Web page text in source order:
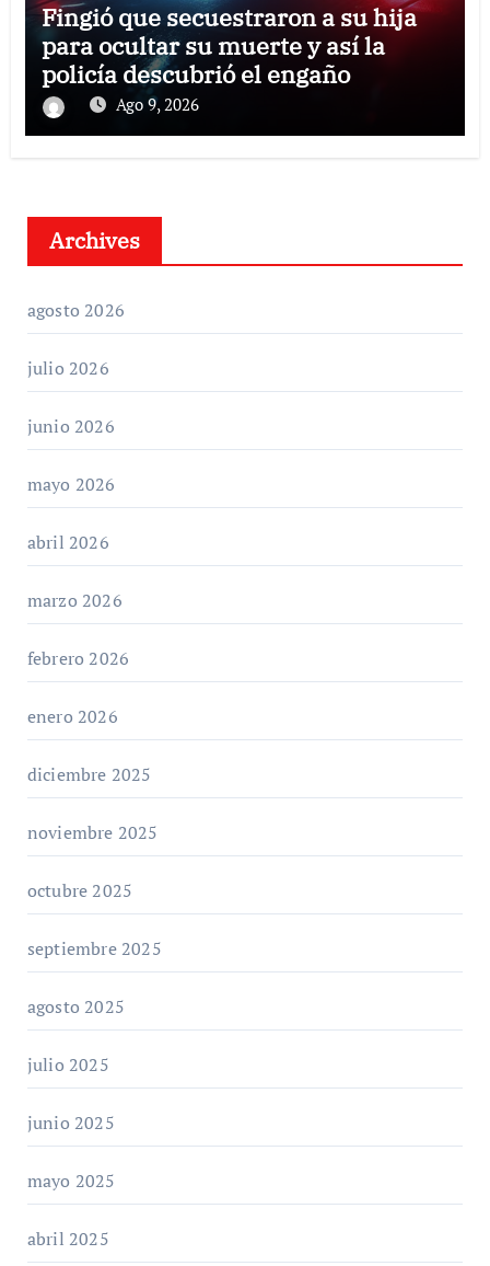
Fingió que secuestraron a su hija
para ocultar su muerte y así la
policía descubrió el engaño
Ago 9, 2026
Archives
agosto 2026
julio 2026
junio 2026
mayo 2026
abril 2026
marzo 2026
febrero 2026
enero 2026
diciembre 2025
noviembre 2025
octubre 2025
septiembre 2025
agosto 2025
julio 2025
junio 2025
mayo 2025
abril 2025